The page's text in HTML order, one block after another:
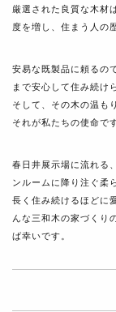
厳選された良質な木材
度を増し、住まう人の
安易な既製品に頼るの
まで安心して住み続け
そして、その木の温も
それが私たちの使命で
春日井展示場に流れる
ンルームに降り注ぐ柔
長く住み続けるほどに
んな三和木の家づくり
ば幸いです。